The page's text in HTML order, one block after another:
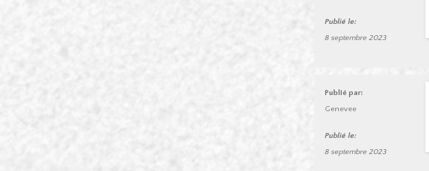
Publié le:
8 septembre 2023
Publié par:
Genevee
Publié le:
8 septembre 2023